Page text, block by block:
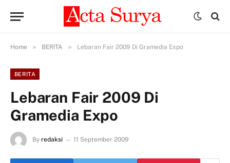
Home » BERITA » Lebaran Fair 2009 Di Gramedia Expo
BERITA
Lebaran Fair 2009 Di
Gramedia Expo
By redaksi 11 September 2009